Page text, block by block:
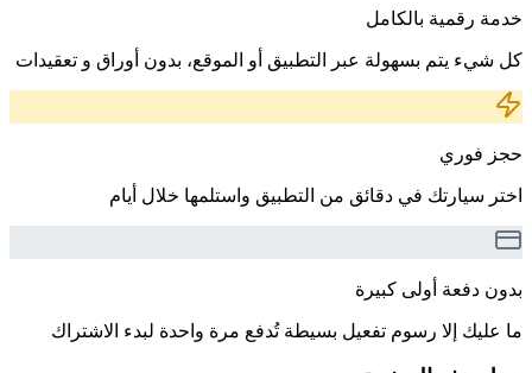
خدمة رقمية بالكامل
كل شيء يتم بسهولة عبر التطبيق أو الموقع، بدون أوراق و تعقيدات
حجز فوري
اختر سيارتك في دقائق من التطبيق واستلمها خلال أيام
بدون دفعة أولى كبيرة
ما عليك إلا رسوم تفعيل بسيطة تُدفع مرة واحدة لبدء الاشتراك